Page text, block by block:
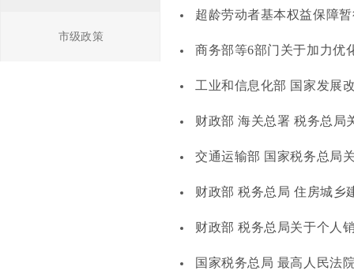
市级政策
超龄劳动者基本权益保障
商务部等6部门关于加力优
工业和信息化部 国家发展
财政部 海关总署 税务总局
交通运输部 国家税务总局
财政部 税务总局 住房城乡
财政部 税务总局关于个人
国家税务总局 最高人民法